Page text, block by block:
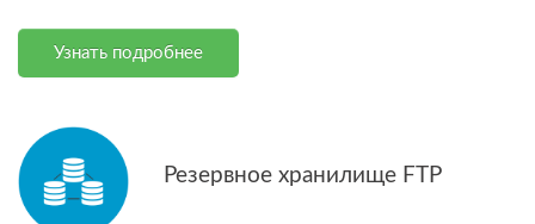
Узнать подробнее
Резервное хранилище FTP